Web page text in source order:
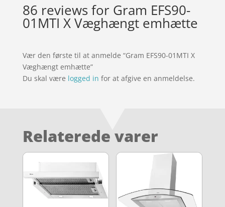
86 reviews for Gram EFS90-
01MTI X Væghængt emhætte
Vær den første til at anmelde “Gram EFS90-01MTI X
Væghængt emhætte”
Du skal være logged in for at afgive en anmeldelse.
Relaterede varer